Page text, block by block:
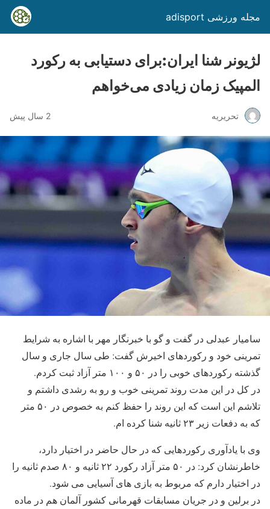
مجله ورزشی adisport
لژیونر شنا ایران:برای دستیابی به رکورد
المپیک زمان زیادی می‌خواهم
تحریریه 2 سال پیش
سامیار عبدلی در گفت و گو با خبرنگار مهر با اشاره به شرایط
تمرینی خود و رکوردهای اخیرش گفت: طی سال جاری و سال
گذشته رکوردهای خوبی را در ۵۰ و ۱۰۰ متر آزاد ثبت کردم.
در کل در این مدت روند تمرینی خوب و رو به رشدی داشتم و
تلاشم این است که این روند را حفظ کنم به خصوص در ۵۰ متر
که به دفعات زیر ۲۳ ثانیه شنا کرده ام.
وی با یادآوری رکوردهایی که در حال حاضر در اختیار دارد،
خاطرنشان کرد: در ۵۰ متر آزاد رکورد ۲۲ ثانیه و ۸۰ صدم ثانیه را
در اختیار دارم که مربوط به بازی های آسیایی می شود.
در برلین و در جریان مسابقات قهرمانی کشور آلمان هم در ماده